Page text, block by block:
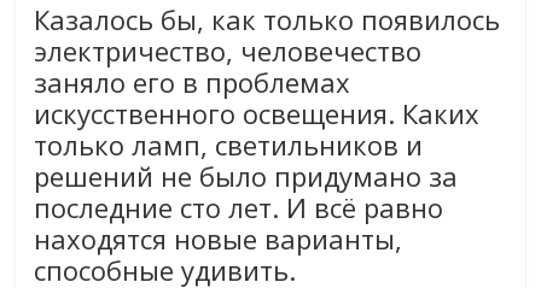
Казалось бы, как только появилось
электричество, человечество
заняло его в проблемах
искусственного освещения. Каких
только ламп, светильников и
решений не было придумано за
последние сто лет. И всё равно
находятся новые варианты,
способные удивить.